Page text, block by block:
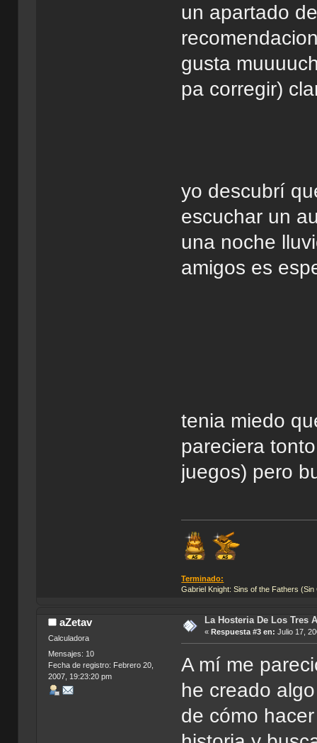
un apartado
gusta
pa corregir)
yo descubrí
escuchar un
una noche
amigos es
tenia miedo
pareciera
juegos) pero
Terminado:
Gabriel Knight: Sins of the Fathers (Sin
aZetav
Calculadora
Mensajes: 10
Fecha de registro: Febrero 20,
2007, 19:23:20 pm
La Hosteria De Los Tres
« Respuesta #3 en: Julio 17,
A mí me
he creado
de cómo